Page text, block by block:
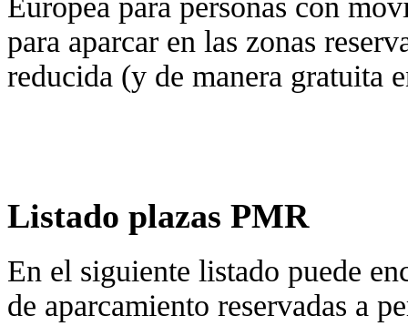
Europea para personas con
para aparcar en las zonas
reducida (y de manera gratuita
Listado plazas PMR
En el siguiente listado puede
de aparcamiento reservadas a